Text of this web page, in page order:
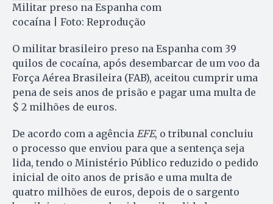
Militar preso na Espanha com
cocaína | Foto: Reprodução
O militar brasileiro preso na Espanha com 39
quilos de cocaína, após desembarcar de um voo da
Força Aérea Brasileira (FAB), aceitou cumprir uma
pena de seis anos de prisão e pagar uma multa de
$ 2 milhões de euros.
De acordo com a agência EFE, o tribunal concluiu
o processo que enviou para que a sentença seja
lida, tendo o Ministério Público reduzido o pedido
inicial de oito anos de prisão e uma multa de
quatro milhões de euros, depois de o sargento